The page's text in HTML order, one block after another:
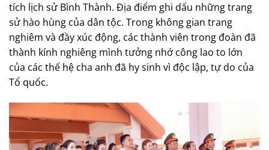
tích lịch sử Bình Thành. Địa điểm ghi dấu những trang
sử hào hùng của dân tộc. Trong không gian trang
nghiêm và đầy xúc động, các thành viên trong đoàn đã
thành kính nghiêng mình tưởng nhớ công lao to lớn
của các thế hệ cha anh đã hy sinh vì độc lập, tự do của
Tổ quốc.